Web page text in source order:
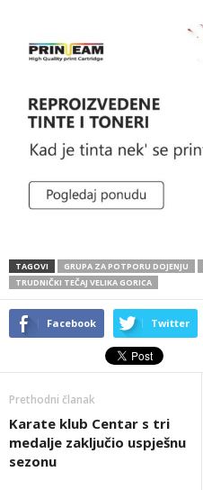
TAGOVI GRUPA ZA POTPORU DOJENJU
TRUDNIČKI TEČAJ VELIKA GORICA
Facebook Twitter
Prethodni članak
Karate klub Centar s tri
medalje zaključio uspješnu
sezonu